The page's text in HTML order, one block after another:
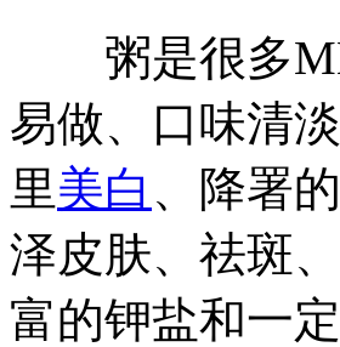
粥是很多
易做、口味清
里美白 、降署
泽皮肤、祛斑、
富的钾盐和一